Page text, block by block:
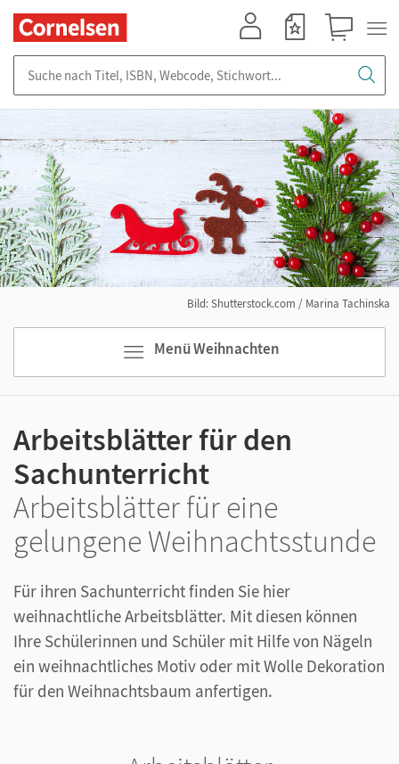
Menü Weihnachten
Bild: Shutterstock.com / Marina Tachinska
Arbeitsblätter für den
Sachunterricht
Arbeitsblätter für eine
gelungene Weihnachtsstunde
Für ihren Sachunterricht finden Sie hier
weihnachtliche Arbeitsblätter. Mit diesen können
Ihre Schülerinnen und Schüler mit Hilfe von Nägeln
ein weihnachtliches Motiv oder mit Wolle Dekoration
für den Weihnachtsbaum anfertigen.